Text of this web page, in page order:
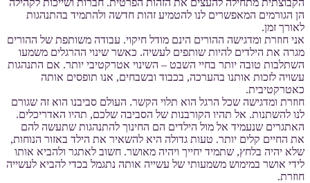
הן הגורמים המאפשרים לנו להטמיע זהות חדשה ולהתמיד בהתנהגות
לאורך זמן.
אני חוזרת ומדגישה ההורים הינם מודל חיקוי. עבודה משותפת של ההורים
מגרה את הילדים להיות שותפים לעשיה. כאשר שינוי ההרגלים משמעו
השתלבות טובה יותר בחיי השבט – השינוי אטרקטיבי יותר. אם התנהגות
עשויה לזכות אותנו בהערכה, בכבוד ובשבחים, אנו תופסים אותה
כאטרקטיבית.
חוזרת ומדגישה שכל הרגל הוא תלוי הקשר. העולם סביבנו הוא זה שגורם
לנו להשתנות. אל תהיו הקורבנות של הסביבה שלכם, תהיו האדריכלים.
האתגרים שנעמיד אל מול הילדים הם החינוך להתנהגות שתעשה להם
את החיים קלים יותר. טעות גדולה היא להשאיר את הילד באזור הנוחות,
שלא יהיה בלחץ, שתמיד יחייך ויהיה מאושר. חשוב לאתגר ולהביא אותו
לידי אושר במימוש משמעותי של עשייה אותה נתגמל בכדי להביא לעשייה
חוזרת.